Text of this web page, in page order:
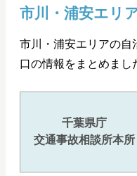
市川・浦安エリ
市川・浦安エリアの自
口の情報をまとめまし
千葉県庁
交通事故相談所本所